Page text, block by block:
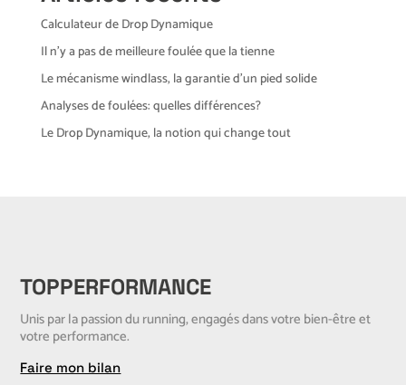
Calculateur de Drop Dynamique
Il n’y a pas de meilleure foulée que la tienne
Le mécanisme windlass, la garantie d’un pied solide
Analyses de foulées: quelles différences?
Le Drop Dynamique, la notion qui change tout
TOPPERFORMANCE
Unis par la passion du running, engagés dans votre bien-être et
votre performance.
Faire mon bilan